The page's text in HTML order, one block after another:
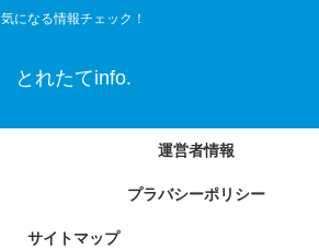
気になる情報チェック！
とれたてinfo.
運営者情報
プラバシーポリシー
サイトマップ